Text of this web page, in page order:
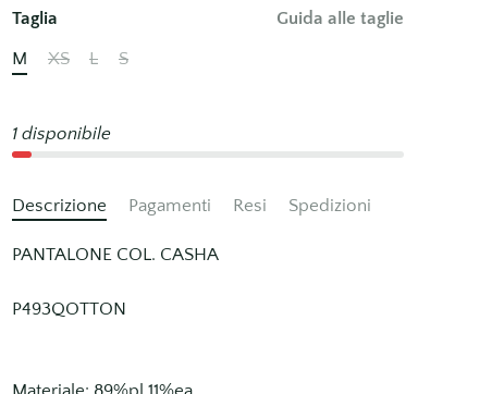
Taglia Guida alle taglie
M XS L S
1 disponibile
Descrizione Pagamenti Resi Spedizioni
PANTALONE COL. CASHA
P493QOTTON